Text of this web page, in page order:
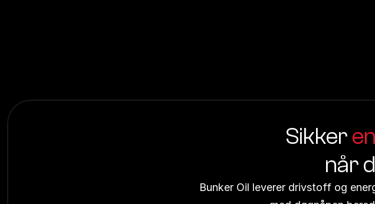
Sikker
når
Bunker Oil leverer drivstoff og